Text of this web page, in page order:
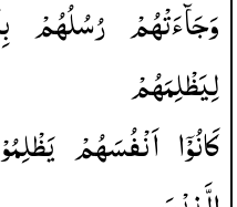
وَجَآءَتْهُمْ رُسُلُهُمْ
لِیَظْلِمَهُمْ
كَانُوْۤا اَنْفُسَهُمْ